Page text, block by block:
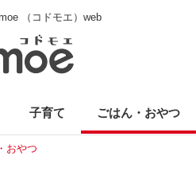
（コドモエ）web
子育て ごはん・おやつ
おやつ